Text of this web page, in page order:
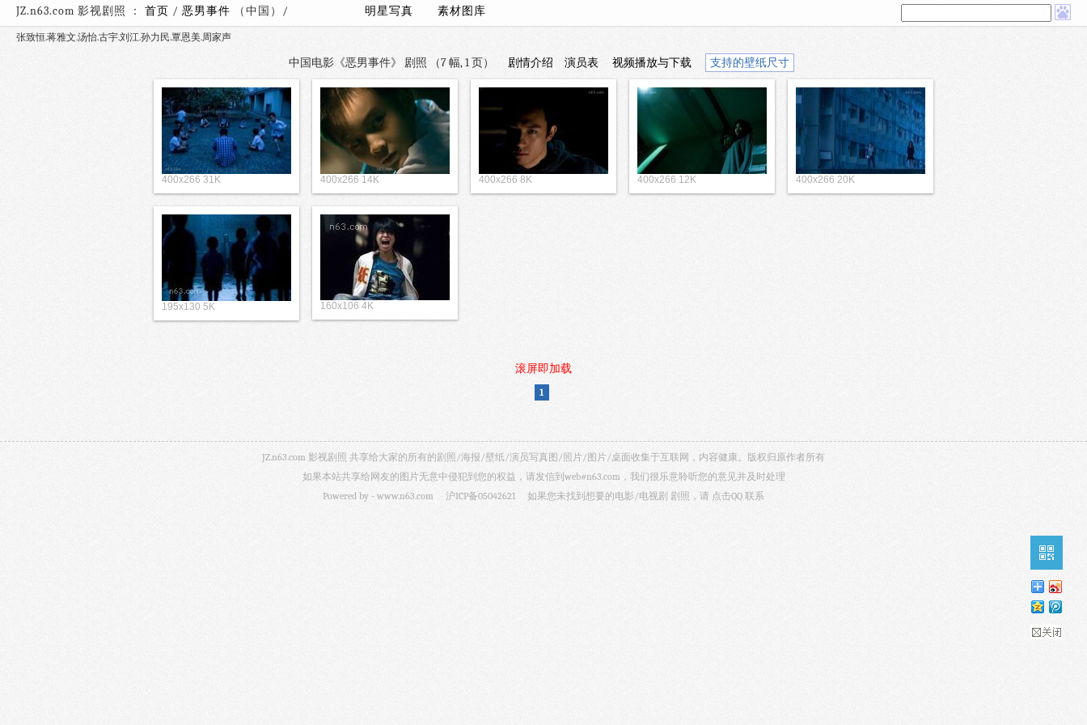
JZ.n63.com 影视剧照 ： 首页 / 恶男事件 （中国）/ 明星写真 素材图库
张致恒.蒋雅文.汤怡.古宇.刘江.孙力民.覃恩美.周家声
中国电影《恶男事件》 剧照 （7 幅, 1 页） 剧情介绍 演员表 视频播放与下载 支持的壁纸尺寸
400x266 31K 400x266 14K 400x266 8K 400x266 12K 400x266 20K
195x130 5K 160x106 4K
滚屏即加载
1
JZ.n63.com 影视剧照 共享给大家的所有的剧照/海报/壁纸/演员写真图/照片/图片/桌面收集于互联网，内容健康。版权归原作者所有
如果本站共享给网友的图片无意中侵犯到您的权益，请发信到web#n63.com，我们很乐意聆听您的意见并及时处理
Powered by - www.n63.com 沪ICP备05042621 如果您未找到想要的电影/电视剧 剧照，请 点击QQ 联系